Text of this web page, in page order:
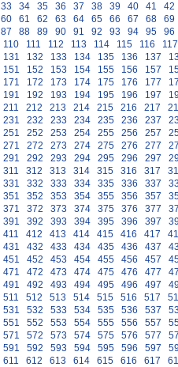
33 34 35 36 37 38 39 40 41
42
60 61 62 63 64 65 66 67 68
69
87 88 89 90 91 92 93 94 95
96
110 111 112 113 114 115 116
117
131 132 133 134 135 136 137
151 152 153 154 155 156 157
171 172 173 174 175 176 177
191 192 193 194 195 196 197
211 212 213 214 215 216 217
231 232 233 234 235 236 237
251 252 253 254 255 256 257
271 272 273 274 275 276 277
291 292 293 294 295 296 297
311 312 313 314 315 316 317
331 332 333 334 335 336 337
351 352 353 354 355 356 357
371 372 373 374 375 376 377
391 392 393 394 395 396 397
411 412 413 414 415 416 417
431 432 433 434 435 436 437
451 452 453 454 455 456 457
471 472 473 474 475 476 477
491 492 493 494 495 496 497
511 512 513 514 515 516 517
531 532 533 534 535 536 537
551 552 553 554 555 556 557
571 572 573 574 575 576 577
591 592 593 594 595 596 597
611 612 613 614 615 616 617